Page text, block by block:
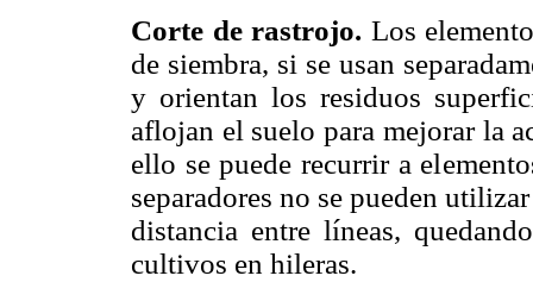
Corte de rastrojo. Los
de siembra, si se usan
y orientan los residuos
aflojan el suelo para mejorar la
ello se puede recurrir a
separadores no se pueden
distancia entre líneas,
cultivos en hileras.